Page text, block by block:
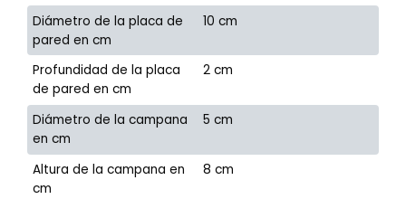
Diámetro de la placa de
pared en cm
10 cm
Profundidad de la placa
de pared en cm
2 cm
Diámetro de la campana
en cm
5 cm
Altura de la campana en
cm
8 cm